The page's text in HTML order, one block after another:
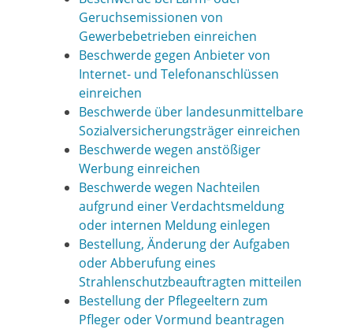
Geruchsemissionen von
Gewerbebetrieben einreichen
Beschwerde gegen Anbieter von
Internet- und Telefonanschlüssen
einreichen
Beschwerde über landesunmittelbare
Sozialversicherungsträger einreichen
Beschwerde wegen anstößiger
Werbung einreichen
Beschwerde wegen Nachteilen
aufgrund einer Verdachtsmeldung
oder internen Meldung einlegen
Bestellung, Änderung der Aufgaben
oder Abberufung eines
Strahlenschutzbeauftragten mitteilen
Bestellung der Pflegeeltern zum
Pfleger oder Vormund beantragen